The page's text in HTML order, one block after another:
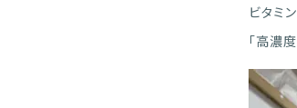
ビタミ
「高濃